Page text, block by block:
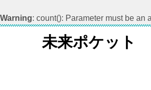
Warning: count(): Parameter must be an
未来ポケット